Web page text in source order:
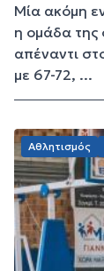
Μία ακόμη
η ομάδα της
απέναντι
με 67-72, ...
Αθλητισμός